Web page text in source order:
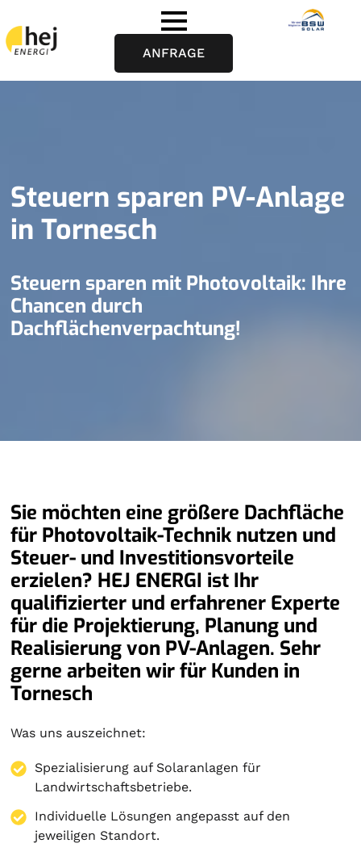
ANFRAGE
Steuern sparen PV-Anlage
in Tornesch
Steuern sparen mit Photovoltaik: Ihre
Chancen durch
Dachflächenverpachtung!
Sie möchten eine größere Dachfläche
für Photovoltaik-Technik nutzen und
Steuer- und Investitionsvorteile
erzielen? HEJ ENERGI ist Ihr
qualifizierter und erfahrener Experte
für die Projektierung, Planung und
Realisierung von PV-Anlagen. Sehr
gerne arbeiten wir für Kunden in
Tornesch
Was uns auszeichnet:
Spezialisierung auf Solaranlagen für
Landwirtschaftsbetriebe.
Individuelle Lösungen angepasst auf den
jeweiligen Standort.